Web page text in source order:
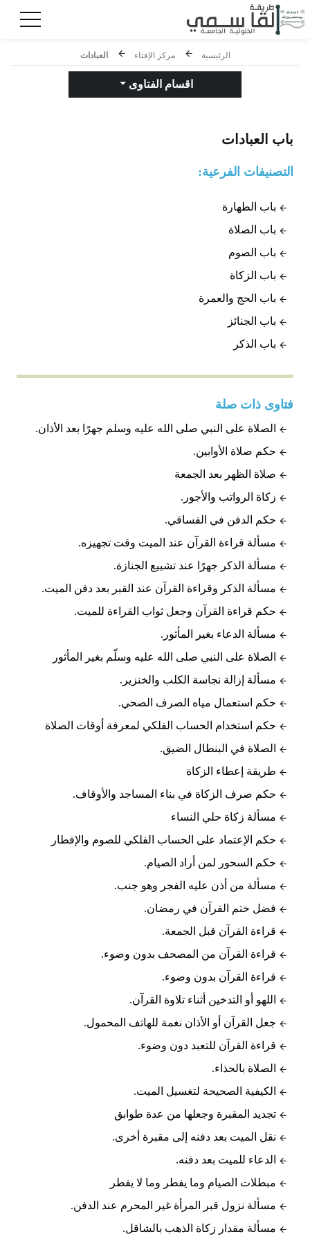
الرئيسية مركز الإفتاء العبادات
اقسام الفتاوى
باب العبادات
التصنيفات الفرعية:
باب الطهارة
باب الصلاة
باب الصوم
باب الزكاة
باب الحج والعمرة
باب الجنائز
باب الذكر
فتاوى ذات صلة
الصلاة على النبي صلى الله عليه وسلم جهرًا بعد الأذان.
حكم صلاة الأوابين.
صلاة الظهر بعد الجمعة
زكاة الرواتب والأجور.
حكم الدفن في الفساقي.
مسألة قراءة القرآن عند الميت وقت تجهيزه.
مسألة الذكر جهرًا عند تشييع الجنازة.
مسألة الذكر وقراءة القرآن عند القبر بعد دفن الميت.
حكم قراءة القرآن وجعل ثواب القراءة للميت.
مسألة الدعاء بغير المأثور.
الصلاة على النبي صلى الله عليه وسلّم بغير المأثور
مسألة إزالة نجاسة الكلب والخنزير.
حكم استعمال مياه الصرف الصحي.
حكم استخدام الحساب الفلكي لمعرفة أوقات الصلاة
الصلاة في البنطال الضيق.
طريقة إعطاء الزكاة
حكم صرف الزكاة في بناء المساجد والأوقاف.
مسألة زكاة حلي النساء
حكم الإعتماد على الحساب الفلكي للصوم والإفطار
حكم السحور لمن أراد الصيام.
مسألة من أذن عليه الفجر وهو جنب.
فضل ختم القرآن في رمضان.
قراءة القرآن قبل الجمعة.
قراءة القرآن من المصحف بدون وضوء.
قراءة القرآن بدون وضوء.
اللهو أو التدخين أثناء تلاوة القرآن.
جعل القرآن أو الأذان نغمة للهاتف المحمول.
قراءة القرآن للتعبد دون وضوء.
الصلاة بالحذاء.
الكيفية الصحيحة لتغسيل الميت.
تجديد المقبرة وجعلها من عدة طوابق
نقل الميت بعد دفنه إلى مقبرة أخرى.
الدعاء للميت بعد دفنه.
مبطلات الصيام وما يفطر وما لا يفطر
مسألة نزول قبر المرأة غير المحرم عند الدفن.
مسألة مقدار زكاة الذهب بالشاقل.